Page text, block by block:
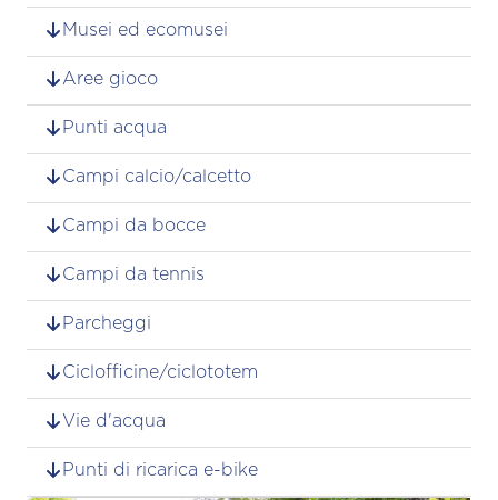
Musei ed ecomusei
Aree gioco
Punti acqua
Campi calcio/calcetto
Campi da bocce
Campi da tennis
Parcheggi
Ciclofficine/ciclototem
Vie d'acqua
Punti di ricarica e-bike